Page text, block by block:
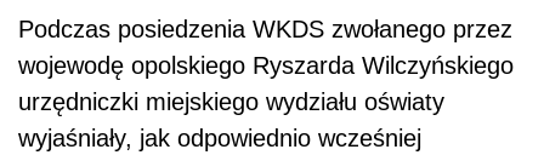
Podczas posiedzenia WKDS zwołanego przez
wojewodę opolskiego Ryszarda Wilczyńskiego
urzędniczki miejskiego wydziału oświaty
wyjaśniały, jak odpowiednio wcześniej